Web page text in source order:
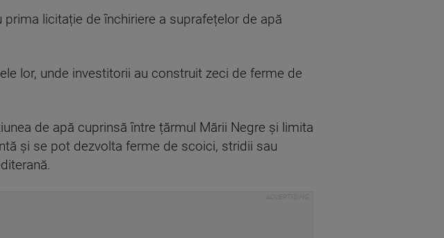
licitație de închiriere a suprafețelor de apă
lor, unde investitorii au construit zeci de ferme de
de apă cuprinsă între țărmul Mării Negre și limita
și se pot dezvolta ferme de scoici, stridii sau